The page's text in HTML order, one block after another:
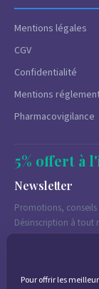
Pour offrir les
Mentions légales
CGV
Confidentialité
Mentions
Pharmacovigilance
5% offert à
Newsletter
Promotions, conseils
Désinscription à tout